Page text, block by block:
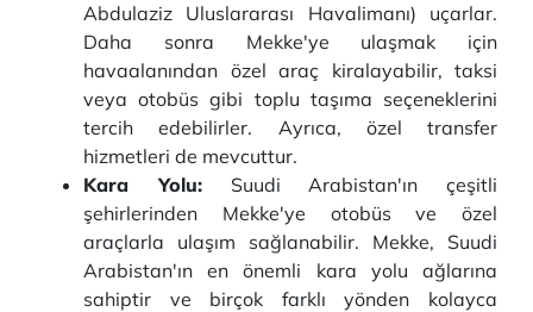
Abdulaziz Uluslararası Havalimanı) uçarlar.
Daha sonra Mekke'ye ulaşmak için
havaalanından özel araç kiralayabilir, taksi
veya otobüs gibi toplu taşıma seçeneklerini
tercih edebilirler. Ayrıca, özel transfer
hizmetleri de mevcuttur.
Kara Yolu:Suudi Arabistan'ın çeşitli
şehirlerinden Mekke'ye otobüs ve özel
araçlarla ulaşım sağlanabilir. Mekke, Suudi
Arabistan'ın en önemli kara yolu ağlarına
sahiptir ve birçok farklı yönden kolayca